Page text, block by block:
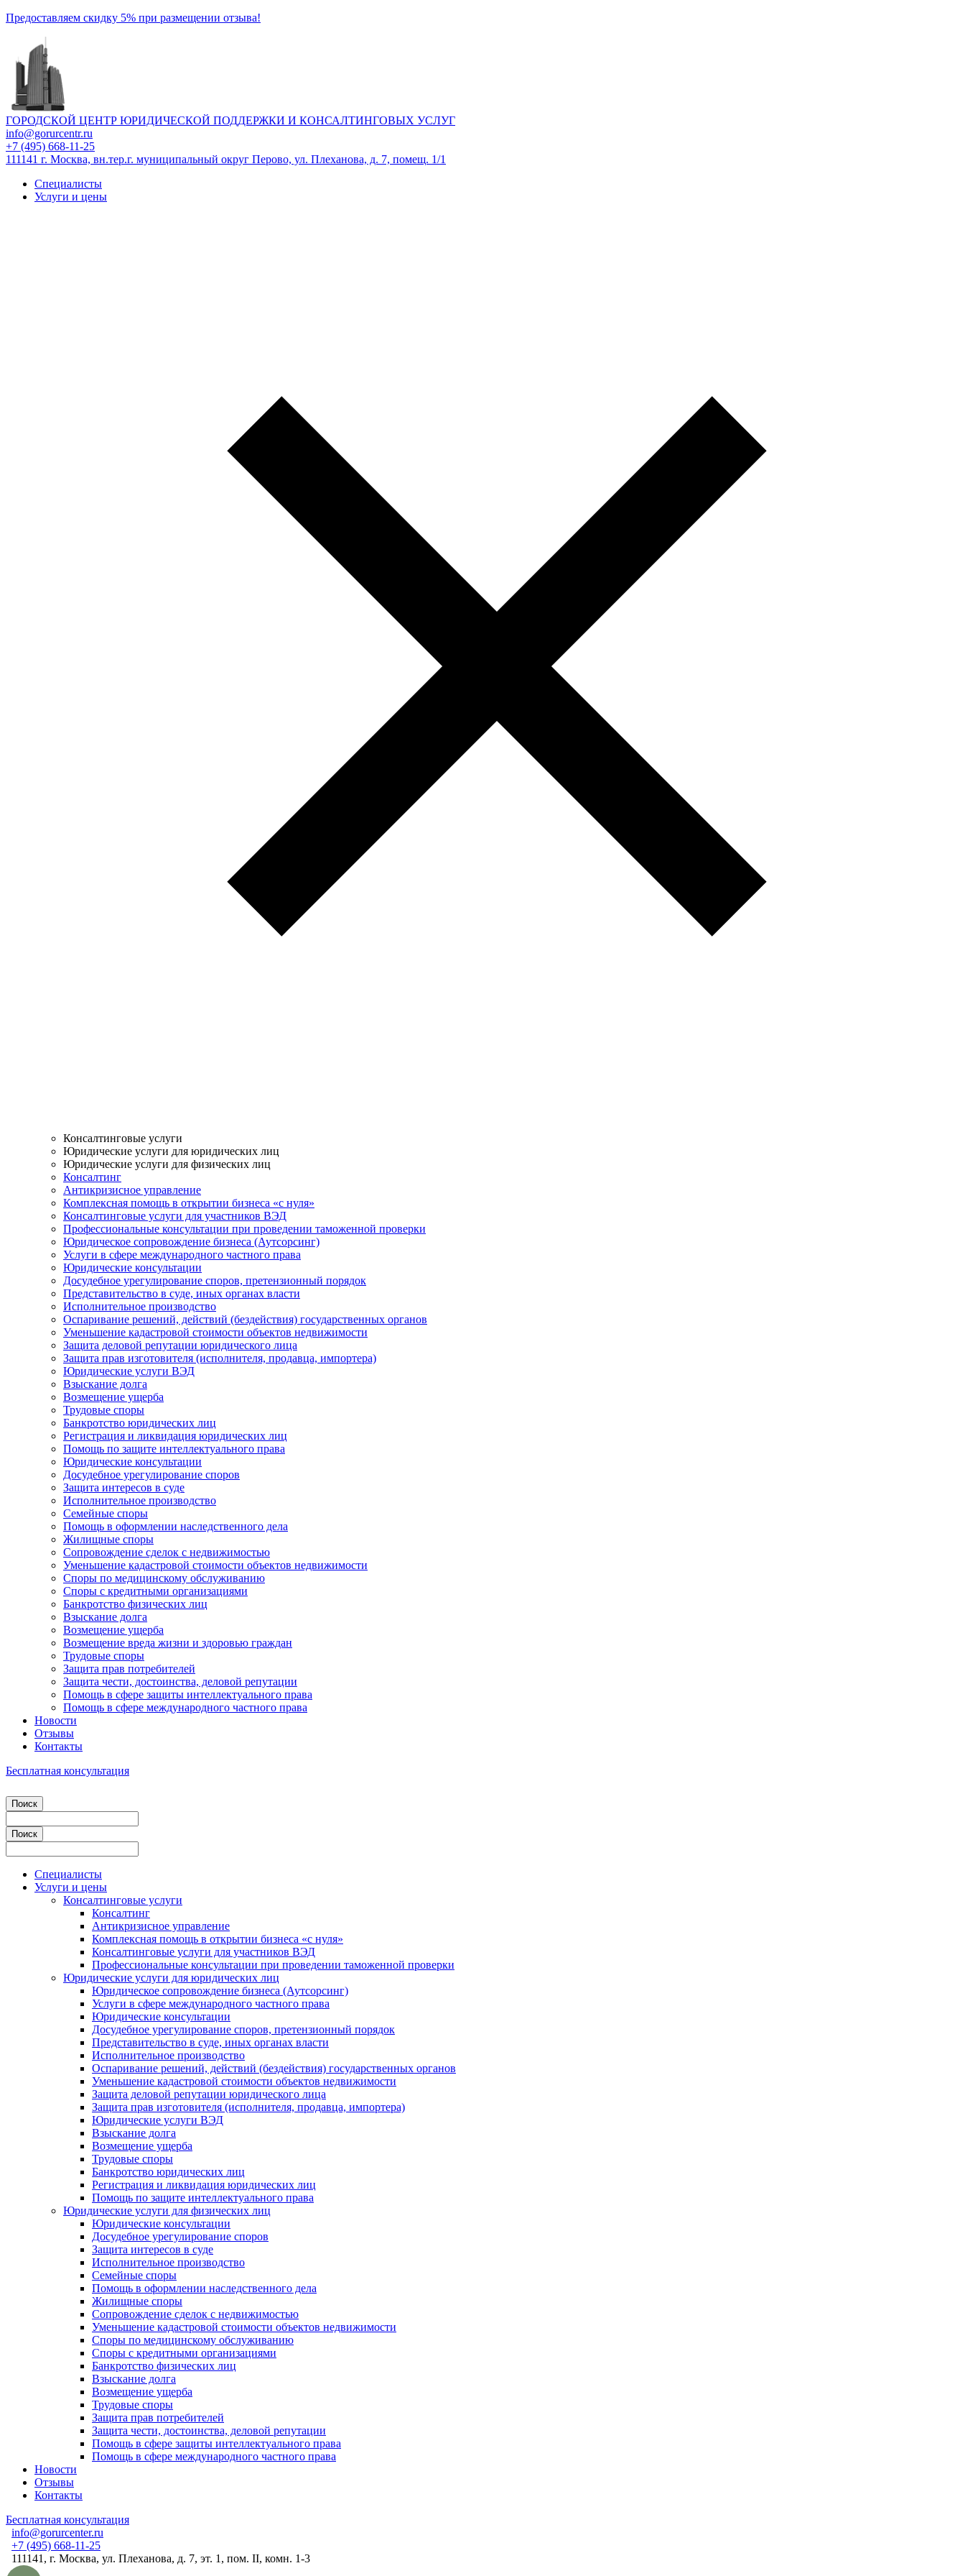
Предоставляем скидку 5% при размещении отзыва!
ГОРОДСКОЙ ЦЕНТР ЮРИДИЧЕСКОЙ ПОДДЕРЖКИ И КОНСАЛТИНГОВЫХ УСЛУГ
info@gorurcentr.ru
+7 (495) 668-11-25
111141 г. Москва, вн.тер.г. муниципальный округ Перово, ул. Плеханова, д. 7, помещ. 1/1
Специалисты
Услуги и цены
Консалтинговые услуги
Юридические услуги для юридических лиц
Юридические услуги для физических лиц
Консалтинг
Антикризисное управление
Комплексная помощь в открытии бизнеса «с нуля»
Консалтинговые услуги для участников ВЭД
Профессиональные консультации при проведении таможенной проверки
Юридическое сопровождение бизнеса (Аутсорсинг)
Услуги в сфере международного частного права
Юридические консультации
Досудебное урегулирование споров, претензионный порядок
Представительство в суде, иных органах власти
Исполнительное производство
Оспаривание решений, действий (бездействия) государственных органов
Уменьшение кадастровой стоимости объектов недвижимости
Защита деловой репутации юридического лица
Защита прав изготовителя (исполнителя, продавца, импортера)
Юридические услуги ВЭД
Взыскание долга
Возмещение ущерба
Трудовые споры
Банкротство юридических лиц
Регистрация и ликвидация юридических лиц
Помощь по защите интеллектуального права
Юридические консультации
Досудебное урегулирование споров
Защита интересов в суде
Исполнительное производство
Семейные споры
Помощь в оформлении наследственного дела
Жилищные споры
Сопровождение сделок с недвижимостью
Уменьшение кадастровой стоимости объектов недвижимости
Споры по медицинскому обслуживанию
Споры с кредитными организациями
Банкротство физических лиц
Взыскание долга
Возмещение ущерба
Возмещение вреда жизни и здоровью граждан
Трудовые споры
Защита прав потребителей
Защита чести, достоинства, деловой репутации
Помощь в сфере защиты интеллектуального права
Помощь в сфере международного частного права
Новости
Отзывы
Контакты
Бесплатная консультация
Специалисты
Услуги и цены
Консалтинговые услуги
Консалтинг
Антикризисное управление
Комплексная помощь в открытии бизнеса «с нуля»
Консалтинговые услуги для участников ВЭД
Профессиональные консультации при проведении таможенной проверки
Юридические услуги для юридических лиц
Юридическое сопровождение бизнеса (Аутсорсинг)
Услуги в сфере международного частного права
Юридические консультации
Досудебное урегулирование споров, претензионный порядок
Представительство в суде, иных органах власти
Исполнительное производство
Оспаривание решений, действий (бездействия) государственных органов
Уменьшение кадастровой стоимости объектов недвижимости
Защита деловой репутации юридического лица
Защита прав изготовителя (исполнителя, продавца, импортера)
Юридические услуги ВЭД
Взыскание долга
Возмещение ущерба
Трудовые споры
Банкротство юридических лиц
Регистрация и ликвидация юридических лиц
Помощь по защите интеллектуального права
Юридические услуги для физических лиц
Юридические консультации
Досудебное урегулирование споров
Защита интересов в суде
Исполнительное производство
Семейные споры
Помощь в оформлении наследственного дела
Жилищные споры
Сопровождение сделок с недвижимостью
Уменьшение кадастровой стоимости объектов недвижимости
Споры по медицинскому обслуживанию
Споры с кредитными организациями
Банкротство физических лиц
Взыскание долга
Возмещение ущерба
Трудовые споры
Защита прав потребителей
Защита чести, достоинства, деловой репутации
Помощь в сфере защиты интеллектуального права
Помощь в сфере международного частного права
Новости
Отзывы
Контакты
Бесплатная консультация
info@gorurcenter.ru
+7 (495) 668-11-25
111141, г. Москва, ул. Плеханова, д. 7, эт. 1, пом. II, комн. 1-3